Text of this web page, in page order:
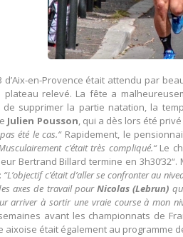
d’Aix-en-Provence était attendu par
relevé. La fête a
de supprimer la partie natation, la
Julien Pousson, qui a dès lors été
été le cas.“Rapidement, le
c’était très compliqué.“Le
Bertrand Billard termine en
“L’objectif c’était d’aller se confronter au
axes de travail pourNicolas (Lebrun)
arriver à sortir une vraie course à mon
avant les championnats de
aixoise était également au programme